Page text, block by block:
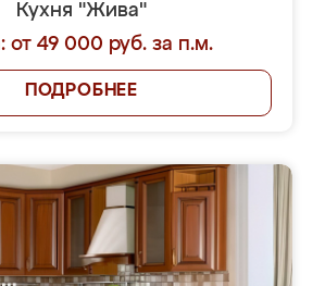
Кухня "Жива"
от 49 000 руб. за п.м.
ПОДРОБНЕЕ